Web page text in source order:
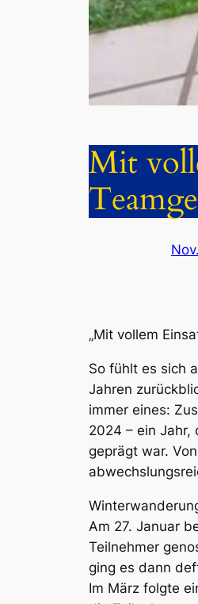
Mit
„Mit vollem
So fühlt es sich
Jahren
immer eines:
2024 – ein Jahr,
geprägt war.
Am 27. Januar
Teilnehmer
ging es dann
Im März folgte